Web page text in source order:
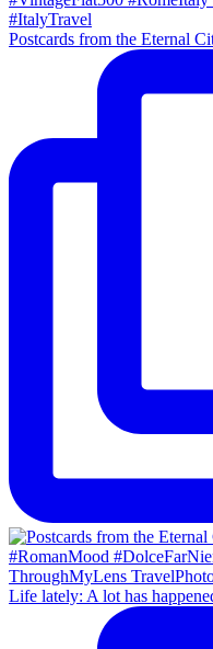
Postcards from the Eternal
Life lately: A lot has